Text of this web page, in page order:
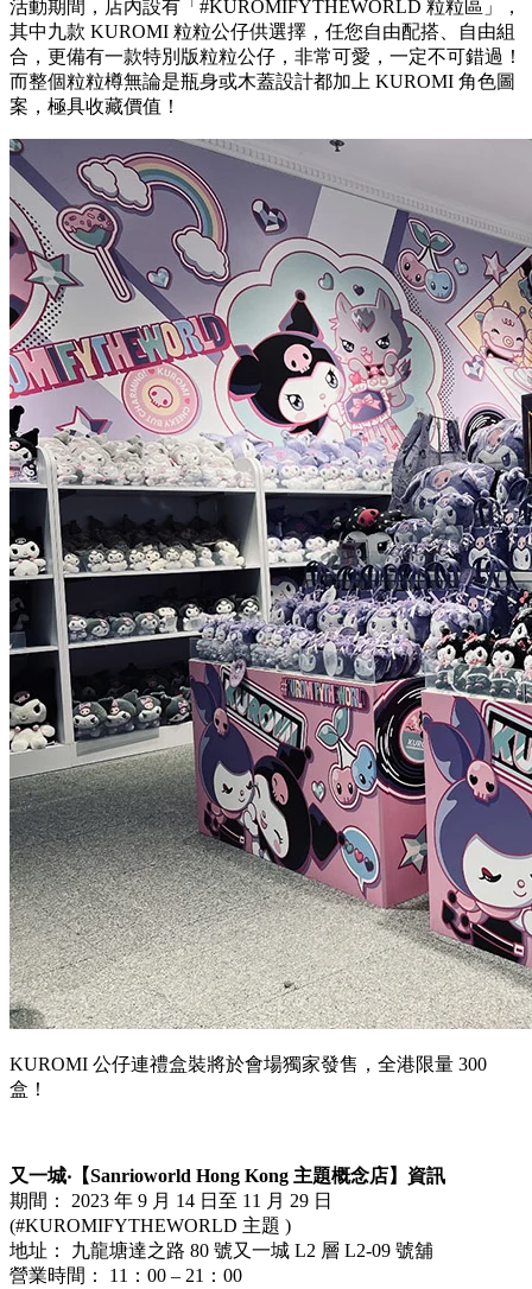
活動期間，店內設有「#KUROMIFYTHEWORLD 粒粒區」，
其中九款 KUROMI 粒粒公仔供選擇，任您自由配搭、自由組
合，更備有一款特別版粒粒公仔，非常可愛，一定不可錯過！
而整個粒粒樽無論是瓶身或木蓋設計都加上 KUROMI 角色圖
案，極具收藏價值！